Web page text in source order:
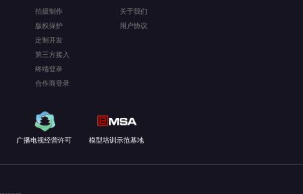
拍摄制作
版权保护
定制开发
第三方接入
终端登录
合作商登录
关于我们
用户协议
广播电视经营许可 模型培训示范基地